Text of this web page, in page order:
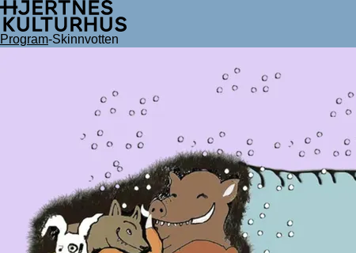
Hopp
til
innhold
Program-Skinnvotten